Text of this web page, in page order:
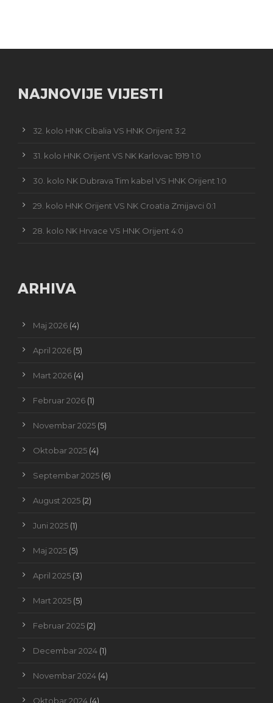
NAJNOVIJE VIJESTI
32. kolo HNK Cibalia VS HNK Orijent 3:2
31. kolo HNK Orijent VS NK Karlovac 1919 1:0
30. kolo NK Dubrava Tim kabel VS HNK Orijent 1:0
29. kolo HNK Orijent VS NK Croatia Zmijavci 0:1
28. kolo NK Hrvace VS HNK Orijent 4:0
ARHIVA
Maj 2026 (4)
April 2026 (5)
Mart 2026 (4)
Februar 2026 (1)
Novembar 2025 (5)
Oktobar 2025 (4)
Septembar 2025 (6)
August 2025 (2)
Juni 2025 (1)
Maj 2025 (5)
April 2025 (3)
Mart 2025 (5)
Februar 2025 (2)
Decembar 2024 (1)
Novembar 2024 (4)
Oktobar 2024 (4)